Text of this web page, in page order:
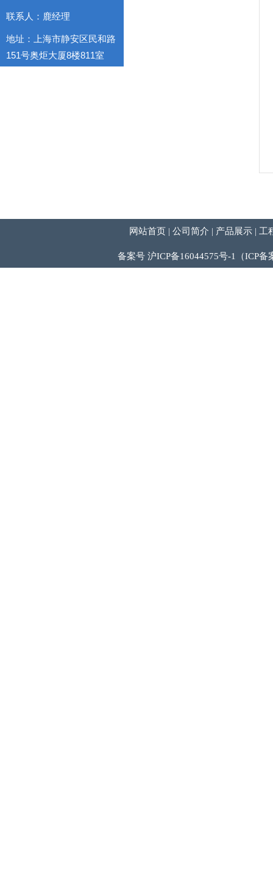
联系人：鹿经理
地址：上海市静安区民和路
151号奥炬大厦8楼811室
网站首页 公司简介 产品展示| 工
备案号 沪ICP备16044575号-1（ICP备